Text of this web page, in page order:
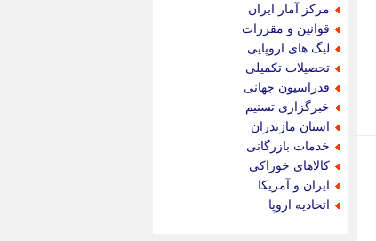
مرکز آمار ایران
قوانین و مقررات
لیگ های اروپایی
تحصیلات تکمیلی
فدراسیون جهانی
خبرگزاری تسنیم
استان مازندران
خدمات بازرگانی
کالاهای خوراکی
ایران و آمریکا
اتحادیه اروپا